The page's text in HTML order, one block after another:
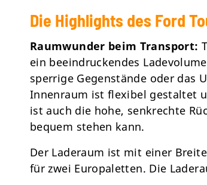
Die Highlights des Ford
Raumwunder beim Transport:
ein beeindruckendes
sperrige Gegenstände oder das
Innenraum ist flexibel gestaltet
ist auch die hohe, senkrechte
bequem stehen kann.
Der Laderaum ist mit einer
für zwei Europaletten. Die